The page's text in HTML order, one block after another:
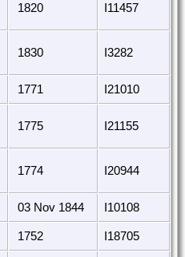
1820 I11457
1830 I3282
1771 I21010
1775 I21155
1774 I20944
03 Nov 1844 I10108
1752 I18705